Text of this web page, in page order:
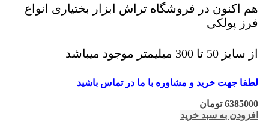
هم اکنون در فروشگاه تراش ابزار بختیاری انواع
فرز پولکی
از سایز 50 تا 300 میلیمتر موجود میباشد
لطفا جهت خرید و مشاوره با ما درتماس باشید
6385000 تومان
افزودن به سبد خرید